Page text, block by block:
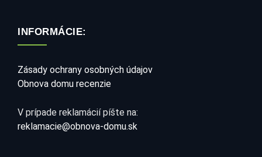
INFORMÁCIE:
Zásady ochrany osobných údajov
Obnova domu recenzie
V prípade reklamácií píšte na:
reklamacie@obnova-domu.sk